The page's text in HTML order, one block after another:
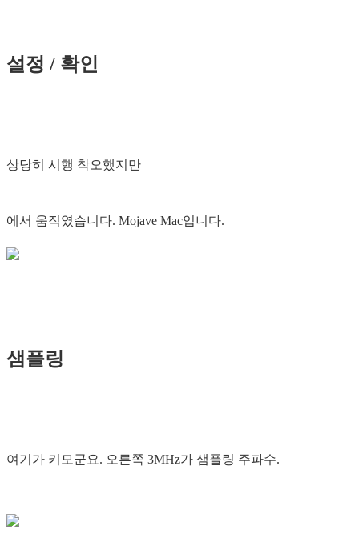
설정 / 확인
상당히 시행 착오했지만
에서 움직였습니다. Mojave Mac입니다.
샘플링
여기가 키모군요. 오른쪽 3MHz가 샘플링 주파수.